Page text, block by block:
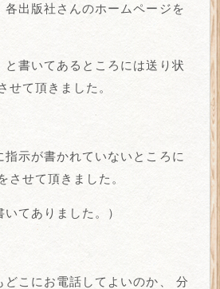
各出版社さんのホームページを
と書いてあるところには送り状
せて頂きました。
指示が書かれていないところに
させて頂きました。
いてありました。）
こにお電話してよいのか、
分